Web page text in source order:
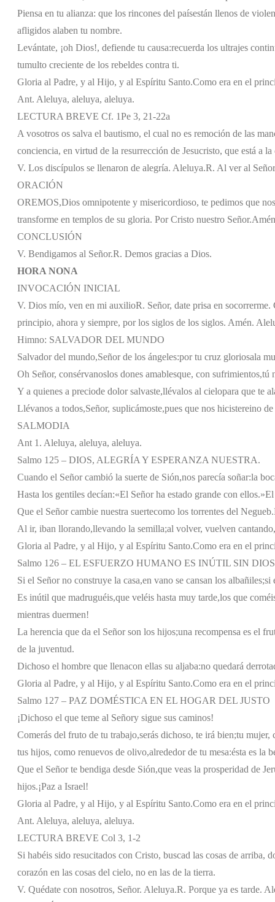
Piensa en tu alianza: que los rincones del paísestán llenos de
afligidos alaben tu nombre.
Levántate, ¡oh Dios!, defiende tu causa:recuerda los ultrajes
tumulto creciente de los rebeldes contra ti.
Gloria al Padre, y al Hijo, y al Espíritu Santo.Como era en el
Ant. Aleluya, aleluya, aleluya.
LECTURA BREVE Cf. 1Pe 3, 21-22a
A vosotros os salva el bautismo, el cual no es remoción de las
conciencia, en virtud de la resurrección de Jesucristo, que está a
V. Los discípulos se llenaron de alegría. Aleluya.R. Al ver al
ORACIÓN
OREMOS,Dios omnipotente y misericordioso, te pedimos que
transforme en templos de su gloria. Por Cristo nuestro Señor.
CONCLUSIÓN
V. Bendigamos al Señor.R. Demos gracias a Dios.
HORA NONA
INVOCACIÓN INICIAL
V. Dios mío, ven en mi auxilioR. Señor, date prisa en
principio, ahora y siempre, por los siglos de los siglos. Amén.
Himno: SALVADOR DEL MUNDO
Salvador del mundo,Señor de los ángeles:por tu cruz gloriosala
Oh Señor, consérvanoslos dones amablesque, con sufrimientos,tú
Y a quienes a preciode dolor salvaste,llévalos al cielopara que te
Llévanos a todos,Señor, suplicámoste,pues que nos hicistereino
SALMODIA
Ant 1. Aleluya, aleluya, aleluya.
Salmo 125 – DIOS, ALEGRÍA Y ESPERANZA NUESTRA.
Cuando el Señor cambió la suerte de Sión,nos parecía soñar:la
Hasta los gentiles decían:«El Señor ha estado grande con ellos.»El
Que el Señor cambie nuestra suertecomo los torrentes del Negueb.
Al ir, iban llorando,llevando la semilla;al volver, vuelven cantando,
Gloria al Padre, y al Hijo, y al Espíritu Santo.Como era en el
Salmo 126 – EL ESFUERZO HUMANO ES INÚTIL SIN
Si el Señor no construye la casa,en vano se cansan los albañiles;si
Es inútil que madruguéis,que veléis hasta muy tarde,los que
mientras duermen!
La herencia que da el Señor son los hijos;una recompensa es el
de la juventud.
Dichoso el hombre que llenacon ellas su aljaba:no quedará
Gloria al Padre, y al Hijo, y al Espíritu Santo.Como era en el
Salmo 127 – PAZ DOMÉSTICA EN EL HOGAR DEL JUSTO
¡Dichoso el que teme al Señory sigue sus caminos!
Comerás del fruto de tu trabajo,serás dichoso, te irá bien;tu mujer,
tus hijos, como renuevos de olivo,alrededor de tu mesa:ésta es la
Que el Señor te bendiga desde Sión,que veas la prosperidad de
hijos.¡Paz a Israel!
Gloria al Padre, y al Hijo, y al Espíritu Santo.Como era en el
Ant. Aleluya, aleluya, aleluya.
LECTURA BREVE Col 3, 1-2
Si habéis sido resucitados con Cristo, buscad las cosas de arriba,
corazón en las cosas del cielo, no en las de la tierra.
V. Quédate con nosotros, Señor. Aleluya.R. Porque ya es tarde.